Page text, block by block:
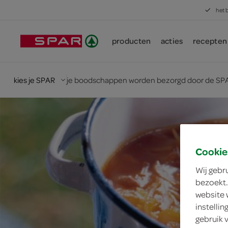
het
producten acties recepten
kies je SPAR je boodschappen worden bezorgd door de
Wij
website
gebruik